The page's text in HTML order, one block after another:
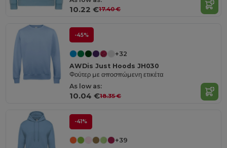
10.22 €17.40 €
-45%
+32
AWDis Just Hoods JH030
Φούτερ με αποσπώμενη ετικέτα
As low as:
10.04 €18.35 €
-41%
+39